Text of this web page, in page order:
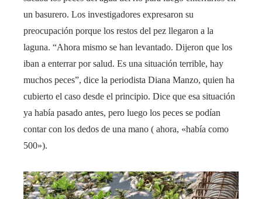
un basurero. Los investigadores expresaron su
preocupación porque los restos del pez llegaron a la
laguna. “Ahora mismo se han levantado. Dijeron que los
iban a enterrar por salud. Es una situación terrible, hay
muchos peces”, dice la periodista Diana Manzo, quien ha
cubierto el caso desde el principio. Dice que esa situación
ya había pasado antes, pero luego los peces se podían
contar con los dedos de una mano ( ahora, «había como
500»).